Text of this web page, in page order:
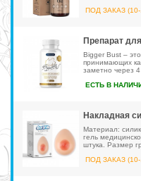
ПОД ЗАКАЗ (10-
Препарат
Bigger Bust –
принимающих
заметно через
ЕСТЬ В
Накладная
Материал:
гель
штука. Размер
ПОД ЗАКАЗ (10-